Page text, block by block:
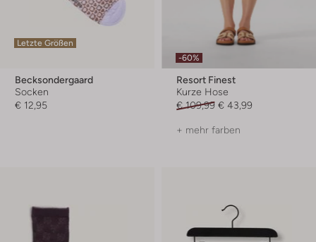
Letzte Größen
Becksondergaard
Socken
€ 12,95
-60%
Resort Finest
Kurze Hose
€ 109,99 € 43,99
+ mehr farben